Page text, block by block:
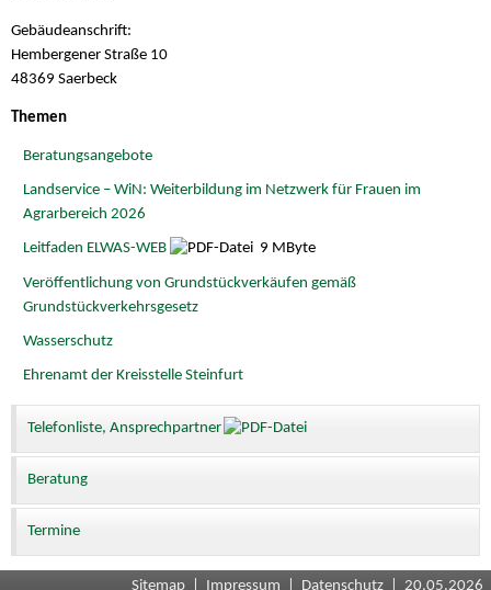
Gebäudeanschrift:
Hembergener Straße 10
48369 Saerbeck
Themen
Beratungsangebote
Landservice – WiN: Weiterbildung im Netzwerk für Frauen im
Agrarbereich 2026
Leitfaden ELWAS-WEB 9 MByte
Veröffentlichung von Grundstückverkäufen gemäß
Grundstückverkehrsgesetz
Wasserschutz
Ehrenamt der Kreisstelle Steinfurt
Telefonliste, Ansprechpartner
Beratung
Termine
Sitemap Impressum Datenschutz | 20.05.2026